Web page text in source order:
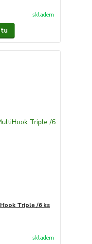
skladem
Triple /6 ks
skladem